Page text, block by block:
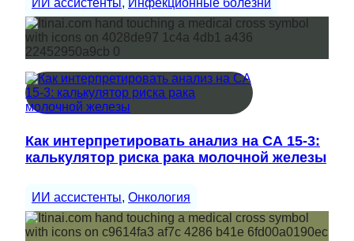
ИИ ассистенты, Инфекционные болезни
Как интерпретировать анализ на СА 15-3:
калькулятор риска рака молочной железы
ИИ ассистенты, Онкология